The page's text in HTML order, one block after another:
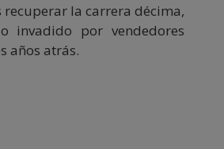
la carrera décima,
invadido por vendedores
años atrás.